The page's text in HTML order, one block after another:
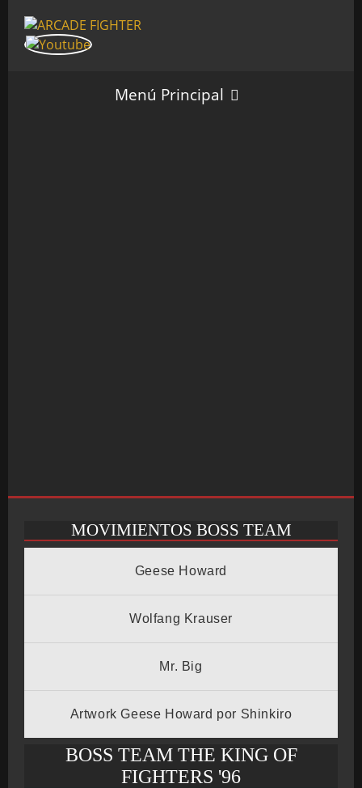
Menú Principal
INICIO
SALÓN ARCADE
CRONOLOGÍA
MOVIMIENTOS BOSS TEAM
Geese Howard
Wolfang Krauser
Mr. Big
Artwork Geese Howard por Shinkiro
BOSS TEAM THE KING OF
FIGHTERS '96